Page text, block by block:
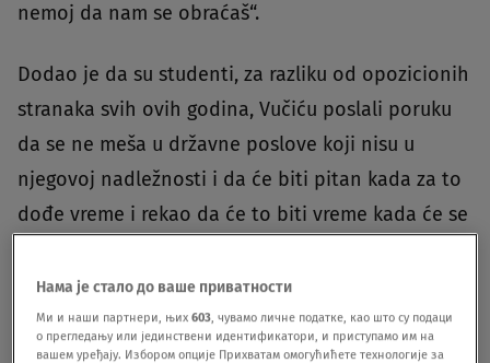
nemoj da nam se obraćaš“.
Dodao je da su studenti, za razliku od opozicionih
stranaka svih ovih godina, Vučiću poslali poruku
da se ne meša u državne poslove koji nisu u
njegovoj nadležnosti i da će biti pitan kada za to
dođe vreme i rekao da će to biti vreme kada će se
Ješić je rekao da i opozicija i društvo u celini treba
da „drže bokove i bedeme“ studentima koji imaju
Нама је стало до ваше приватности
Ми и наши партнери, њих603 , чувамо личне податке, као што су подаци
о прегледању или јединствени идентификатори, и приступамо им на
вашем уређају. Избором опције Прихватам омогућићете технологије за